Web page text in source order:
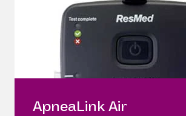
ApneaLink Air